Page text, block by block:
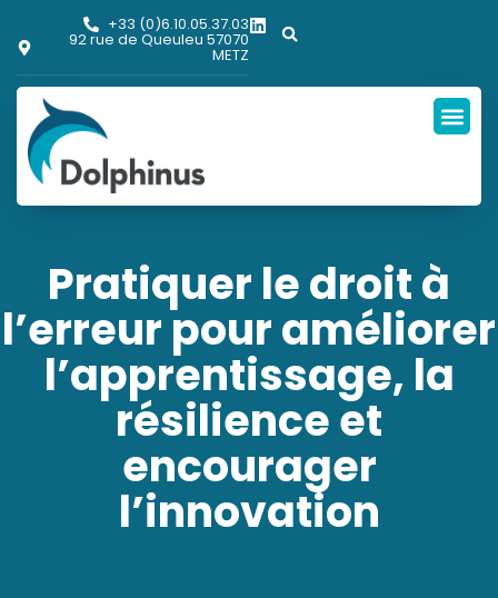
+33 (0)6.10.05.37.03
92 rue de Queuleu 57070
METZ
Pratiquer le droit à
l’erreur pour améliorer
l’apprentissage, la
résilience et
encourager
l’innovation